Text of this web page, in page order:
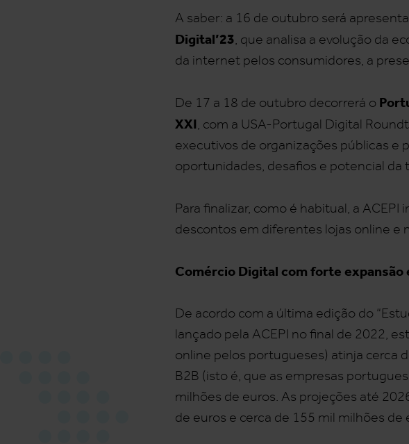
A saber: a 16 de outubro será
Digital’23, que analisa a evolução da
da internet pelos consumidores, a
De 17 a 18 de outubro decorrerá o
XXI, com a USA-Portugal Digital
executivos de organizações públicas e
oportunidades, desafios e potencial
Para finalizar, como é habitual, a ACEPI
descontos em diferentes lojas online e
Comércio Digital com forte expansão
De acordo com a última edição do
lançado pela ACEPI no final de 2022,
online pelos portugueses) atinja cerca
B2B (isto é, que as empresas
milhões de euros. As projeções até
de euros e cerca de 155 mil milhões